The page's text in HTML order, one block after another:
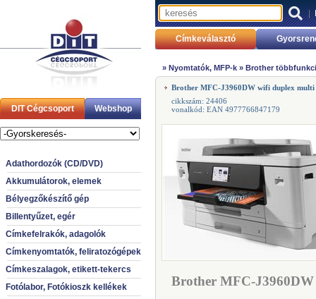
DIT Cégcsoport Webshop
Adathordozók (CD/DVD)
Akkumulátorok, elemek
Bélyegzőkészítő gép
Billentyűzet, egér
Címkefelrakók, adagolók
Címkenyomtatók, feliratozógépek
Címkeszalagok, etikett-tekercs
Fotólabor, Fotókioszk kellékek
|
Címkeválasztó
» Nyomtatók, MFP-k » Brother
Brother MFC-J3960DW wifi duplex multi
cikkszám: 24406
vonalkód: EAN 4977766847179
Brother MFC-